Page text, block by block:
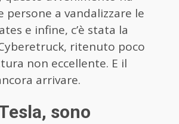
a vandalizzare le
e infine, c’è stata la
ritenuto poco
non eccellente. E il
arrivare.
sono